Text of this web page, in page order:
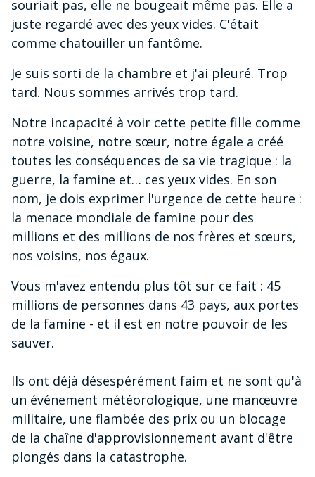
souriait pas, elle ne bougeait même pas. Elle a
juste regardé avec des yeux vides. C'était
comme chatouiller un fantôme.
Je suis sorti de la chambre et j'ai pleuré. Trop
tard. Nous sommes arrivés trop tard.
Notre incapacité à voir cette petite fille comme
notre voisine, notre sœur, notre égale a créé
toutes les conséquences de sa vie tragique : la
guerre, la famine et… ces yeux vides. En son
nom, je dois exprimer l'urgence de cette heure :
la menace mondiale de famine pour des
millions et des millions de nos frères et sœurs,
nos voisins, nos égaux.
Vous m'avez entendu plus tôt sur ce fait : 45
millions de personnes dans 43 pays, aux portes
de la famine - et il est en notre pouvoir de les
sauver.
Ils ont déjà désespérément faim et ne sont qu'à
un événement météorologique, une manœuvre
militaire, une flambée des prix ou un blocage
de la chaîne d'approvisionnement avant d'être
plongés dans la catastrophe.